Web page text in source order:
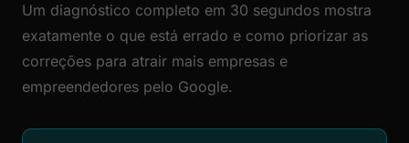
Um diagnóstico completo em 30 segundos mostra
exatamente o que está errado e como priorizar as
correções para atrair mais empresas e
empreendedores pelo Google.